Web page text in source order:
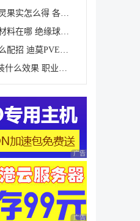
洛克王国世界形态精灵果实怎么得 各形态精灵果实获取
洛克王国世界绝缘球材料在哪 绝缘球材料收集线路攻略
洛克王国世界迪莫怎么配招 迪莫PVE与PVP配招推荐
魔兽世界12.0职业套装什么效果 职业套装一览
广告 商业广告，理性
广告 商业广告，理性